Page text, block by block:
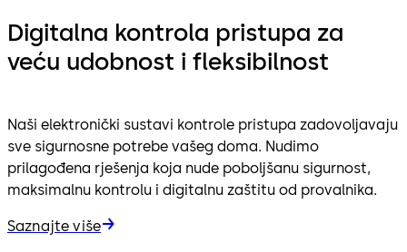
Digitalna kontrola pristupa za
veću udobnost i fleksibilnost
Naši elektronički sustavi kontrole pristupa zadovoljavaju
sve sigurnosne potrebe vašeg doma. Nudimo
prilagođena rješenja koja nude poboljšanu sigurnost,
maksimalnu kontrolu i digitalnu zaštitu od provalnika.
Saznajte više